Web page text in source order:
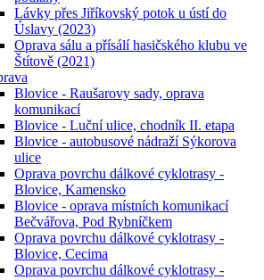
Lávky přes Jiříkovský potok u ústí do
Úslavy (2023)
Oprava sálu a přísálí hasičského klubu ve
Štítově (2021)
Blovice - Raušarovy sady, oprava
komunikací
Blovice - Luční ulice, chodník II. etapa
Blovice - autobusové nádraží Sýkorova
ulice
Oprava povrchu dálkové cyklotrasy -
Blovice, Kamensko
Blovice - oprava místních komunikací
Bečvářova, Pod Rybníčkem
Oprava povrchu dálkové cyklotrasy -
Blovice, Cecima
Oprava povrchu dálkové cyklotrasy -